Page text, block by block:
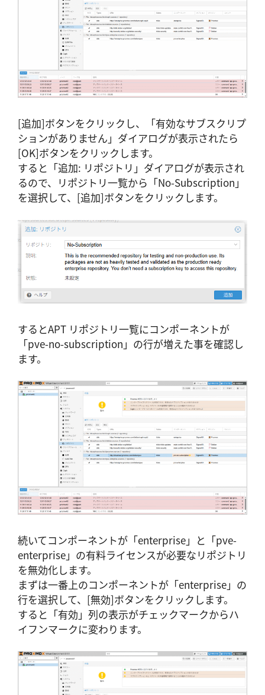
[追加]ボタンをクリックし、「有効なサブスクリプ
ションがありません」ダイアログが表示されたら
[OK]ボタンをクリックします。
すると「追加: リポジトリ」ダイアログが表示され
るので、リポジトリ一覧から「No-Subscription」
を選択して、[追加]ボタンをクリックします。
するとAPT リポジトリ一覧にコンポーネントが
「pve-no-subscription」の行が増えた事を確認し
ます。
続いてコンポーネントが「enterprise」と「pve-
enterprise」の有料ライセンスが必要なリポジトリ
を無効化します。
まずは一番上のコンポーネントが「enterprise」の
行を選択して、[無効]ボタンをクリックします。
すると「有効」列の表示がチェックマークからハ
イフンマークに変わります。